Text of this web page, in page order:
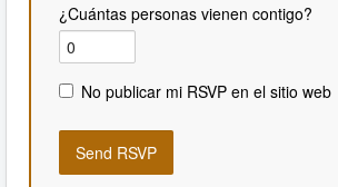
¿Cuántas personas vienen contigo?
No publicar mi RSVP en el sitio web